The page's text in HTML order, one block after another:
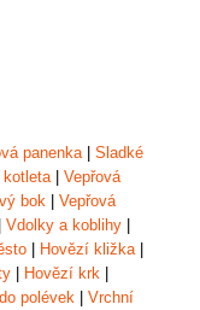
panenka | Sladké
kotleta | Vepřová
bok | Vepřová
| Vdolky a koblihy |
| Hovězí kližka |
| Hovězí krk |
polévek | Vrchní